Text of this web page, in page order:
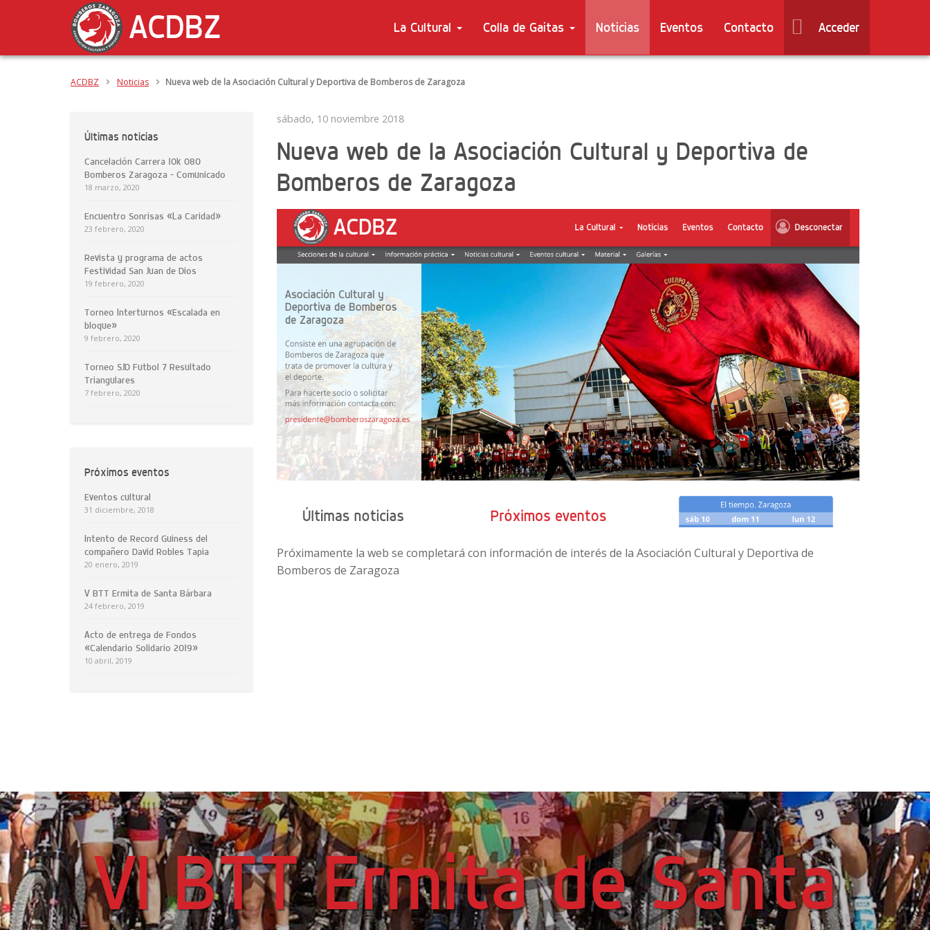
ACDBZ La Cultural Colla de Gaitas Noticias Eventos Contacto Acceder
ACDBZ Noticias Nueva web de la Asociación Cultural y Deportiva de Bomberos de Zaragoza
sábado, 10 noviembre 2018
Nueva web de la Asociación Cultural y Deportiva de
Bomberos de Zaragoza
Próximamente la web se completará con información de interés de la Asociación Cultural y Deportiva de
Bomberos de Zaragoza
Últimas noticias
Cancelación Carrera 10k 080
Bomberos Zaragoza – Comunicado
18 marzo, 2020
Encuentro Sonrisas «La Caridad»
23 febrero, 2020
Revista y programa de actos
Festividad San Juan de Dios
19 febrero, 2020
Torneo Interturnos «Escalada en
bloque»
9 febrero, 2020
Torneo SJD Futbol 7 Resultado
Triangulares
7 febrero, 2020
Próximos eventos
Eventos cultural
31 diciembre, 2018
Intento de Record Guiness del
compañero David Robles Tapia
20 enero, 2019
V BTT Ermita de Santa Bárbara
24 febrero, 2019
Acto de entrega de Fondos
«Calendario Solidario 2019»
10 abril, 2019
VI BTT Ermita de Santa